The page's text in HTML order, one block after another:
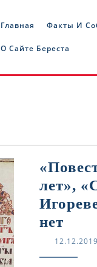
Главная Факты И
О Сайте Береста
лет»,
нет
лет»,
12.12.2019